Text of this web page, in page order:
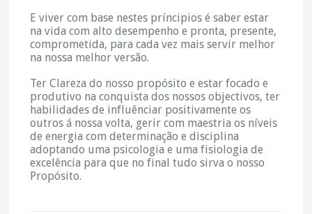
E viver com base nestes príncipios é saber estar
na vida com alto desempenho e pronta, presente,
comprometida, para cada vez mais servir melhor
na nossa melhor versão.
Ter Clareza do nosso propósito e estar focado e
produtivo na conquista dos nossos objectivos, ter
habilidades de influênciar positivamente os
outros á nossa volta, gerir com maestria os níveis
de energia com determinação e disciplina
adoptando uma psicologia e uma fisiologia de
excelência para que no final tudo sirva o nosso
Propósito.